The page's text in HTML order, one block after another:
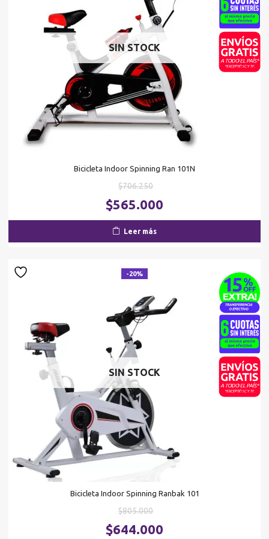
SIN STOCK
Bicicleta Indoor Spinning Ran 101N
$706.250El
precio
original
$706.250.
$565.000
Leer más
-20%
SIN STOCK
Bicicleta Indoor Spinning Ranbak 101
$805.000El
precio
$644.000